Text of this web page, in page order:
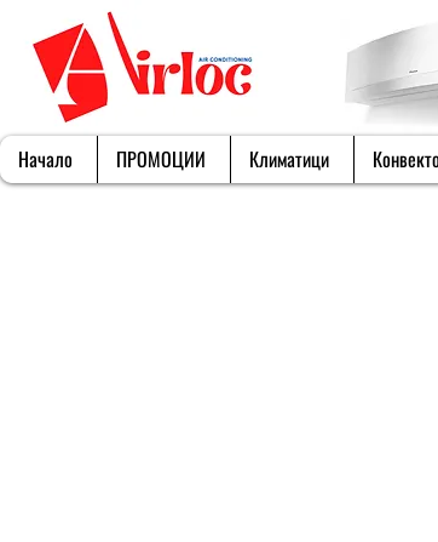
Начало ПРОМОЦИИ Климатици